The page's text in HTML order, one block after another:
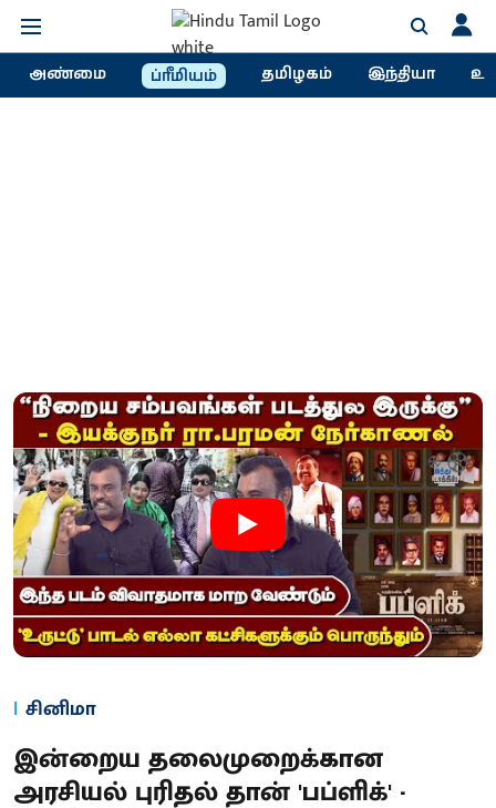
அண்மை ப்ரீமியம் தமிழகம் இந்தியா
சினிமா
இன்றைய தலைமுறைக்கான
அரசியல் புரிதல் தான் 'பப்ளிக்' -